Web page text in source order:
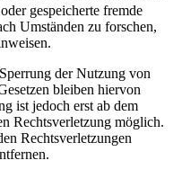
gespeicherte fremde
Umständen zu forschen,
der Nutzung von
bleiben hiervon
ist jedoch erst ab dem
Rechtsverletzung möglich.
Rechtsverletzungen